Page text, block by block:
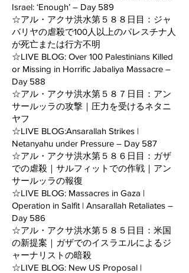
Israel: ‘Enough’ – Day 589
☆アル・アクサ洪水第５８８日目：ジャ
バリヤの虐殺で100人以上のパレスチナ人
が死亡または行方不明
☆LIVE BLOG: Over 100 Palestinians Killed
or Missing in Horrific Jabaliya Massacre –
Day 588
☆アル・アクサ洪水第５８７日目：アン
サールッラの攻撃｜圧力を受けるネタニ
ヤフ
☆LIVE BLOG:Ansarallah Strikes |
Netanyahu under Pressure – Day 587
☆アル・アクサ洪水第５８６日目：ガザ
での虐殺｜サルフィットでの作戦｜アン
サールッラの報復
☆LIVE BLOG: Massacres in Gaza |
Operation in Salfit | Ansarallah Retaliates –
Day 586
☆アル・アクサ洪水第５８５日目：米国
の新提案｜ガザでのイスラエルによるジ
ャーナリストの暗殺
☆LIVE BLOG: New US Proposal |